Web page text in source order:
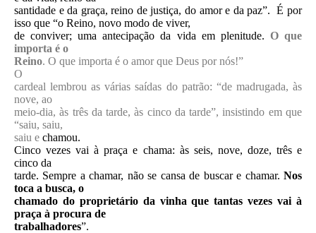
santidade e da graça, reino de justiça, do amor e da paz”.
É por
isso que “o Reino, novo modo de viver,
de conviver; uma antecipação da vida em plenitude. O que
importa é o
Reino. O que importa é o amor que Deus por nós!”
O
cardeal lembrou as várias saídas do patrão: “de madrugada, às
nove, ao
meio-dia, às três da tarde, às cinco da tarde”, insistindo em que
“saiu, saiu,
saiu e chamou.
Cinco vezes vai à praça e chama: às seis, nove, doze, três e
cinco da
tarde. Sempre a chamar, não se cansa de buscar e chamar. Nos
toca a busca, o
chamado do proprietário da vinha que tantas vezes vai à
praça à procura de
trabalhadores”.